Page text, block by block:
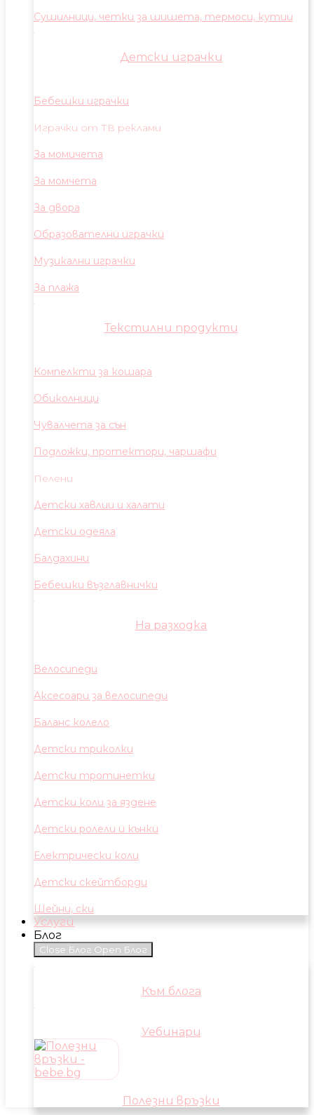
Сушилници, четки за шишета, термоси, кутии
Детски играчки
Бебешки играчки
Играчки от ТВ реклами
За момичета
За момчета
За двора
Образователни играчки
Музикални играчки
За плажа
Текстилни продукти
Компелкти за кошара
Обиколници
Чувалчета за сън
Подложки, протектори, чаршафи
Пелени
Детски хавлии и халати
Детски одеяла
Балдахини
Бебешки възглавнички
На разходка
Велосипеди
Аксесоари за велосипеди
Баланс колело
Детски триколки
Детски тротинетки
Детски коли за яздене
Детски ролели и кънки
Електрически коли
Детски скейтборди
Шейни, ски
Услуги
Блог
Close Блог Open Блог
Към блога
Уебинари
Полезни връзки